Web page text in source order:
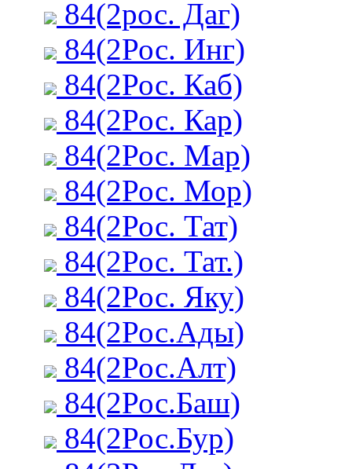
84(2рос. Даг)
84(2Рос. Инг)
84(2Рос. Каб)
84(2Рос. Кар)
84(2Рос. Мар)
84(2Рос. Мор)
84(2Рос. Тат)
84(2Рос. Тат.)
84(2Рос. Яку)
84(2Рос.Ады)
84(2Рос.Алт)
84(2Рос.Баш)
84(2Рос.Бур)